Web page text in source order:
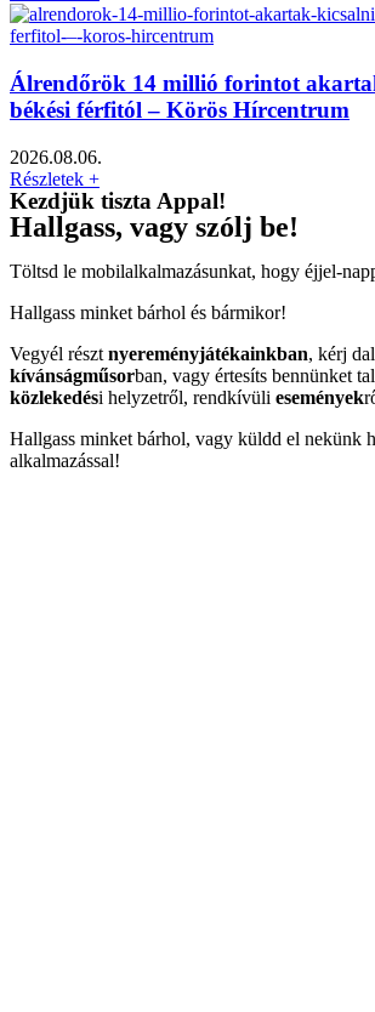
Álrendőrök 14 millió forintot
békési férfitól – Körös Hírcentrum
2026.08.06.
Részletek +
Kezdjük tiszta Appal!
Hallgass, vagy szólj be!
Töltsd le mobilalkalmazásunkat, hogy éjjel-
Hallgass minket bárhol és bármikor!
Vegyél részt nyereményjátékainkban, kérj
kívánságműsorban, vagy értesíts bennünket
közlekedési helyzetről, rendkívüli események
Hallgass minket bárhol, vagy küldd el nekünk
alkalmazással!